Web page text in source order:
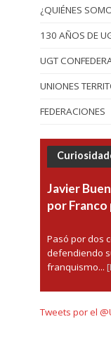
¿QUIÉNES
130 AÑOS DE
UGT
UNIONES
FEDERACIONES
Javier
por Franco
Pasó por dos
defendiendo
franquismo...
Tweets por el